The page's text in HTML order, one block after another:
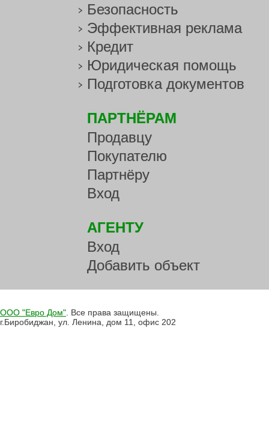
Безопасность
Эффективная реклама
Кредит
Юридическая помощь
Подготовка документов
ПАРТНЁРАМ
Продавцу
Покупателю
Партнёру
Вход
АГЕНТУ
Вход
Добавить объект
ООО "Евро Дом" . Все права защищены.
г.Биробиджан, ул. Ленина, дом 11, офис 202